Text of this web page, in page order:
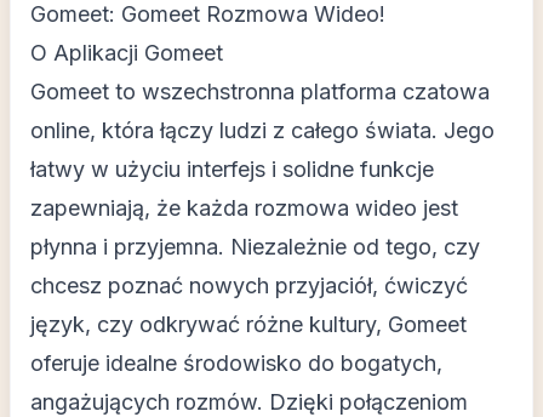
Gomeet: Gomeet Rozmowa Wideo!
O Aplikacji Gomeet
Gomeet to wszechstronna platforma czatowa
online, która łączy ludzi z całego świata. Jego
łatwy w użyciu interfejs i solidne funkcje
zapewniają, że każda rozmowa wideo jest
płynna i przyjemna. Niezależnie od tego, czy
chcesz poznać nowych przyjaciół, ćwiczyć
język, czy odkrywać różne kultury, Gomeet
oferuje idealne środowisko do bogatych,
angażujących rozmów. Dzięki połączeniom